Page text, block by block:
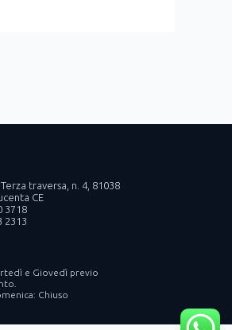
traversa, n. 4, 81038
CE
3718
2313
e Giovedì previo
Chiuso